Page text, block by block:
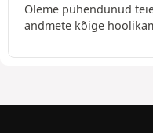
Oleme pühendunud
andmete kõige